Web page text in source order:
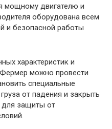
мощному двигателю и
оборудована всем
и безопасной работы
характеристик и
можно провести
специальные
от падения и закрыть
для защиты от